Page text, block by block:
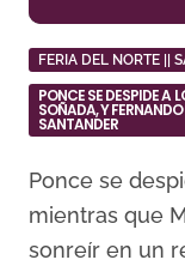
FERIA DEL NORTE ||
PONCE SE DESPIDE A
SOÑADA, Y
SANTANDER
Ponce se despidió por la puerta grande,
mientras que
sonreír en un